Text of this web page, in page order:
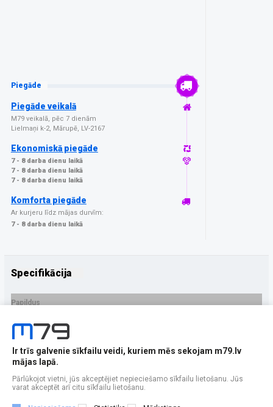
Piegāde
Piegāde veikalā
M79 veikalā, pēc 7 dienām
Lielmaņi k-2, Mārupē, LV-2167
Ekonomiskā piegāde
7 - 8 darba dienu laikā
7 - 8 darba dienu laikā
7 - 8 darba dienu laikā
Komforta piegāde
Ar kurjeru līdz mājas durvīm:
7 - 8 darba dienu laikā
Specifikācija
Papildus
Ražotājs
PRECES APRAKSTS
EAN - 8594215995197
Ir trīs galvenie sīkfailu veidi, kuriem mēs sekojam m79.lv
mājas lapā.
Pārlūkojot vietni, jūs akceptējiet nepieciešamo sīkfailu lietošanu. Jūs
varat akceptēt arī citu sīkfailu lietošanu.